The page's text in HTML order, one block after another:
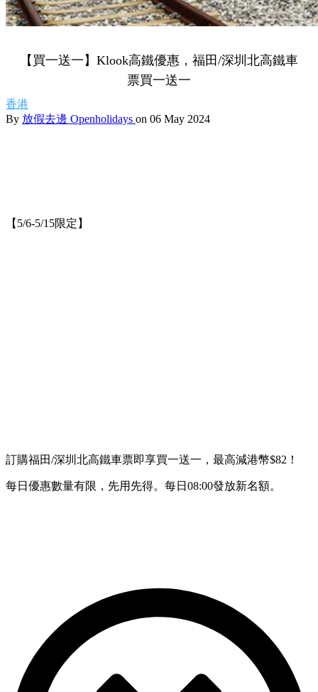
【買一送一】Klook高鐵優惠，福田/深圳北高鐵車
票買一送一
香港
By 放假去邊 Openholidays on 06 May 2024
【5/6-5/15限定】
訂購福田/深圳北高鐵車票即享買一送一，最高減港幣$82！
每日優惠數量有限，先用先得。每日08:00發放新名額。